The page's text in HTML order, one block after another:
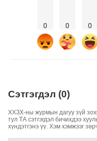
0 0 0
Сэтгэгдэл (0)
ХХЗХ-ны журмын дагуу зүй
тул ТА сэтгэгдэл бичихдээ
хүндэтгэнэ үү. Хэм хэмжээг